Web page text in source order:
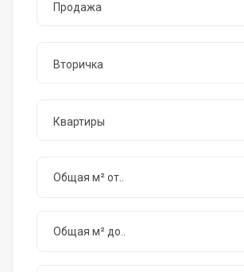
Продажа
Вторичка
Квартиры